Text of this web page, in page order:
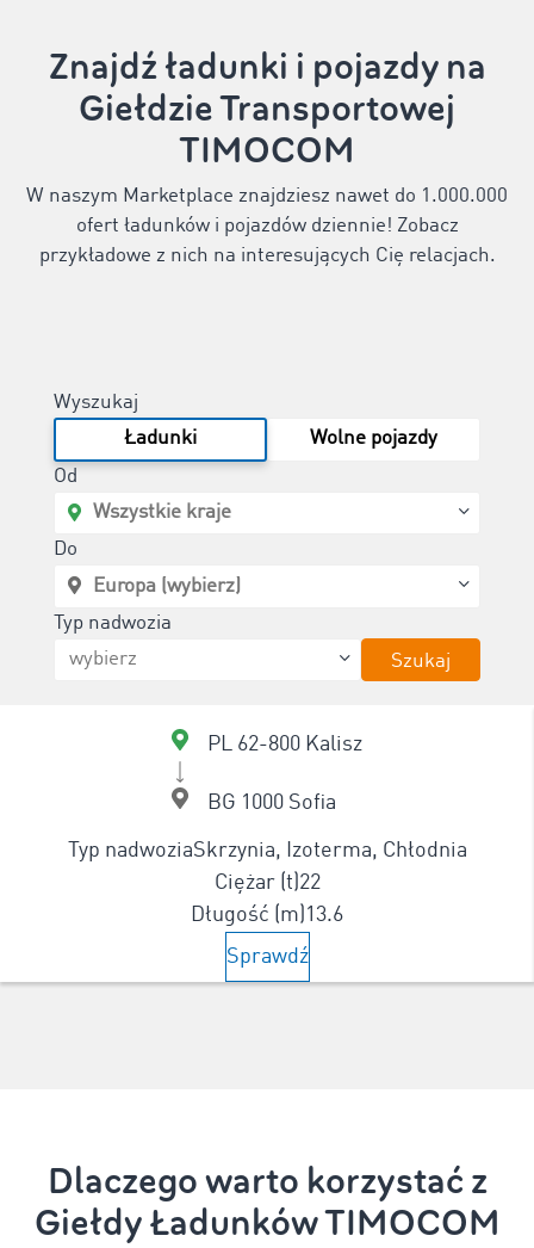
Znajdź ładunki i pojazdy na
Giełdzie Transportowej
TIMOCOM
W naszym Marketplace znajdziesz nawet do 1.000.000
ofert ładunków i pojazdów dziennie! Zobacz
przykładowe z nich na interesujących Cię relacjach.
Wyszukaj
Ładunki
Wolne pojazdy
Od
Do
Typ nadwozia
Szukaj
PL 62-800 Kalisz
BG 1000 Sofia
Typ nadwoziaSkrzynia, Izoterma, Chłodnia
Ciężar (t)22
Długość (m)13.6
Sprawdź
Dlaczego warto korzystać z
Giełdy Ładunków TIMOCOM